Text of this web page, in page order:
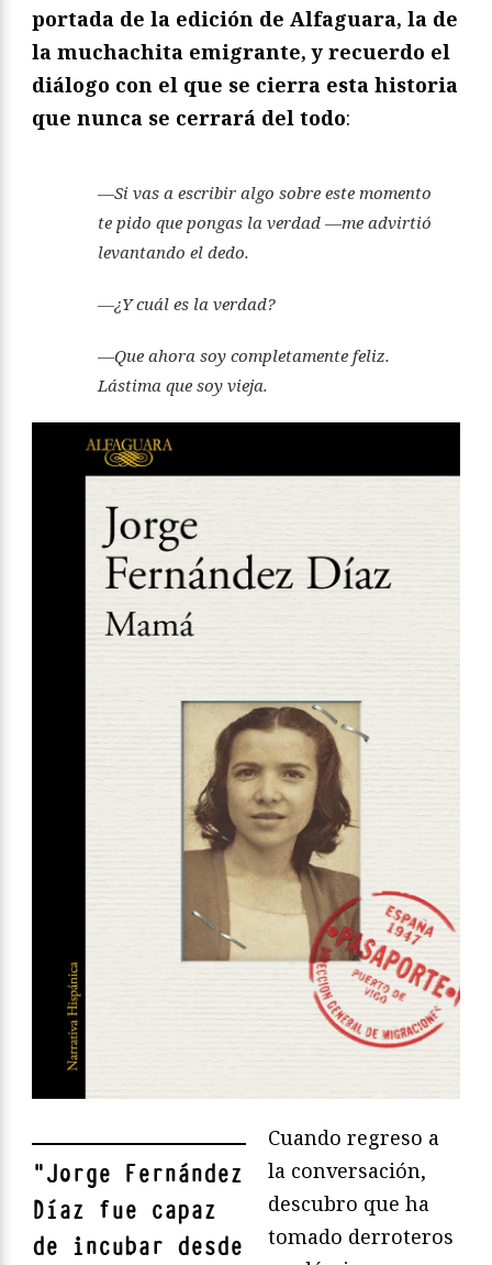
portada de la edición de Alfaguara, la de
la muchachita emigrante, y recuerdo el
diálogo con el que se cierra esta historia
que nunca se cerrará del todo:
—Si vas a escribir algo sobre este momento
te pido que pongas la verdad —me advirtió
levantando el dedo.
—¿Y cuál es la verdad?
—Que ahora soy completamente feliz.
Lástima que soy vieja.
"Jorge Fernández
Díaz fue capaz
de incubar desde
Cuando regreso a
la conversación,
descubro que ha
tomado derroteros